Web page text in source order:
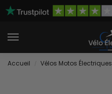
Accueil Vélos Motos Électriques